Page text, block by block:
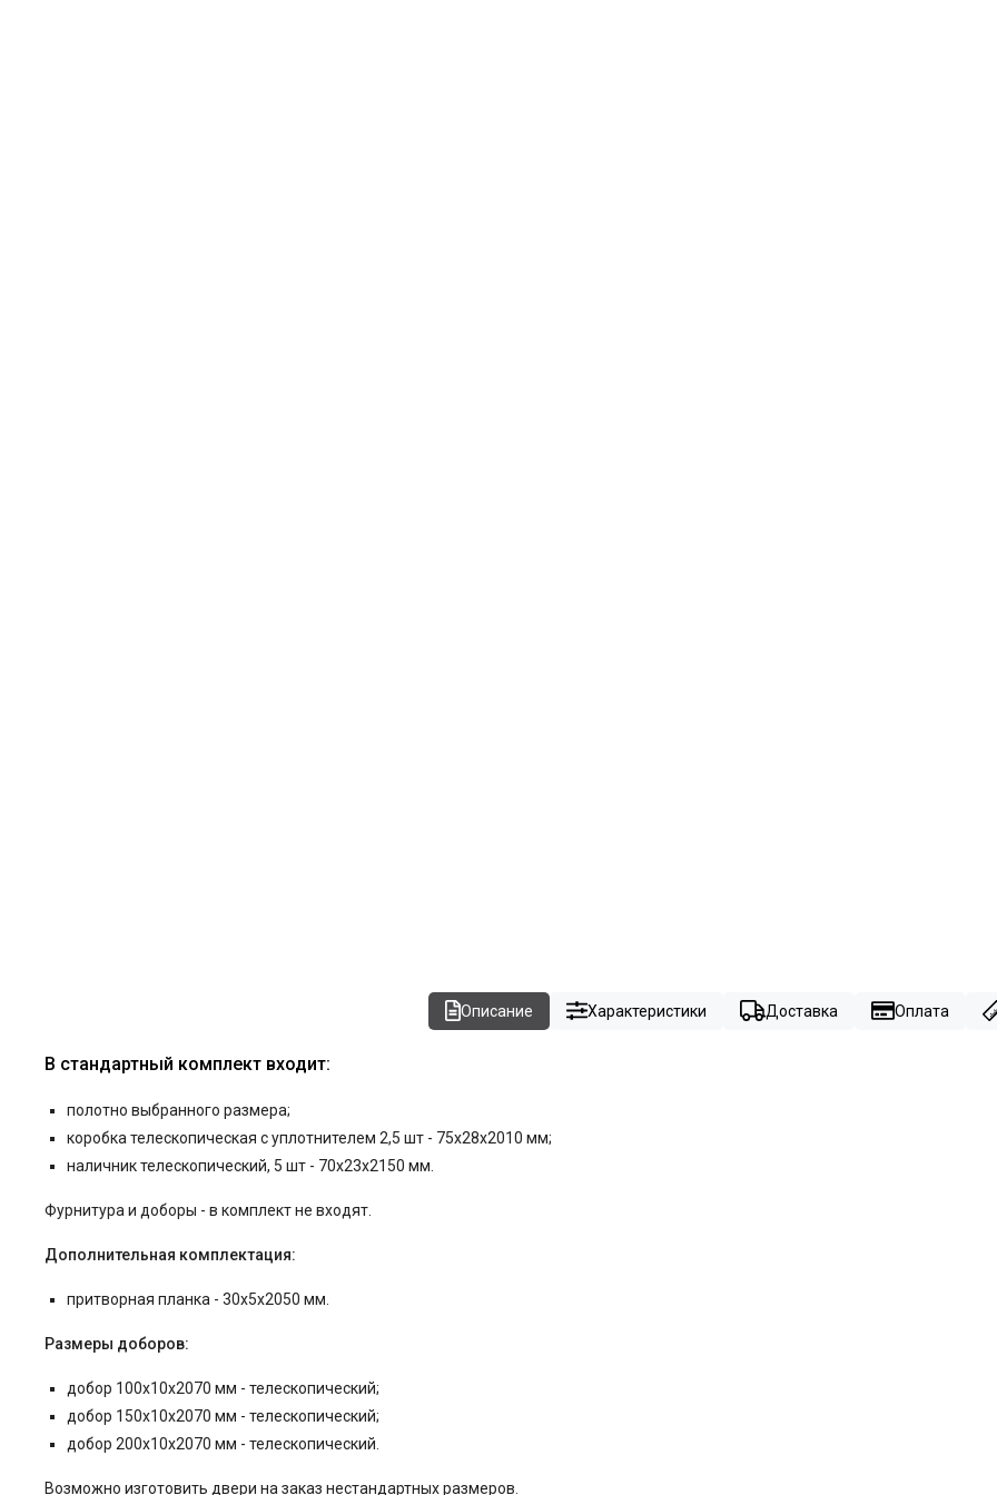
Описание Характеристики Доставка Оплата
В стандартный комплект входит:
полотно выбранного размера;
коробка телескопическая с уплотнителем 2,5 шт - 75x28x2010 мм;
наличник телескопический, 5 шт - 70x23x2150 мм.
Фурнитура и доборы - в комплект не входят.
Дополнительная комплектация:
притворная планка - 30x5x2050 мм.
Размеры доборов:
добор 100x10x2070 мм - телескопический;
добор 150x10x2070 мм - телескопический;
добор 200x10x2070 мм - телескопический.
Возможно изготовить двери на заказ нестандартных размеров.